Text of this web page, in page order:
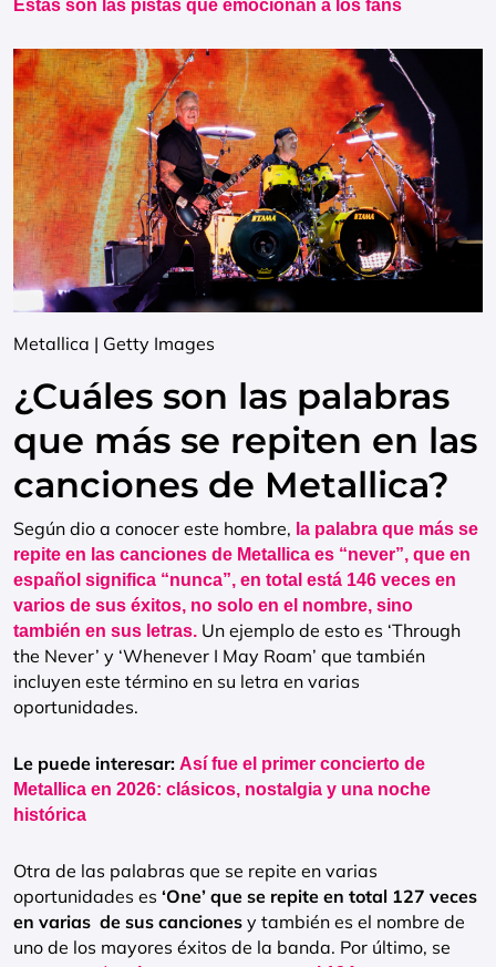
Estas son las pistas que emocionan a los fans
Metallica | Getty Images
¿Cuáles son las palabras
que más se repiten en las
canciones de Metallica?
Según dio a conocer este hombre, la palabra que más se
repite en las canciones de Metallica es “never”, que en
español significa “nunca”, en total está 146 veces en
varios de sus éxitos, no solo en el nombre, sino
también en sus letras. Un ejemplo de esto es ‘Through
the Never’ y ‘Whenever I May Roam’ que también
incluyen este término en su letra en varias
oportunidades.
Le puede interesar: Así fue el primer concierto de
Metallica en 2026: clásicos, nostalgia y una noche
histórica
Otra de las palabras que se repite en varias
oportunidades es ‘One’ que se repite en total 127 veces
en varias de sus canciones y también es el nombre de
uno de los mayores éxitos de la banda. Por último, se